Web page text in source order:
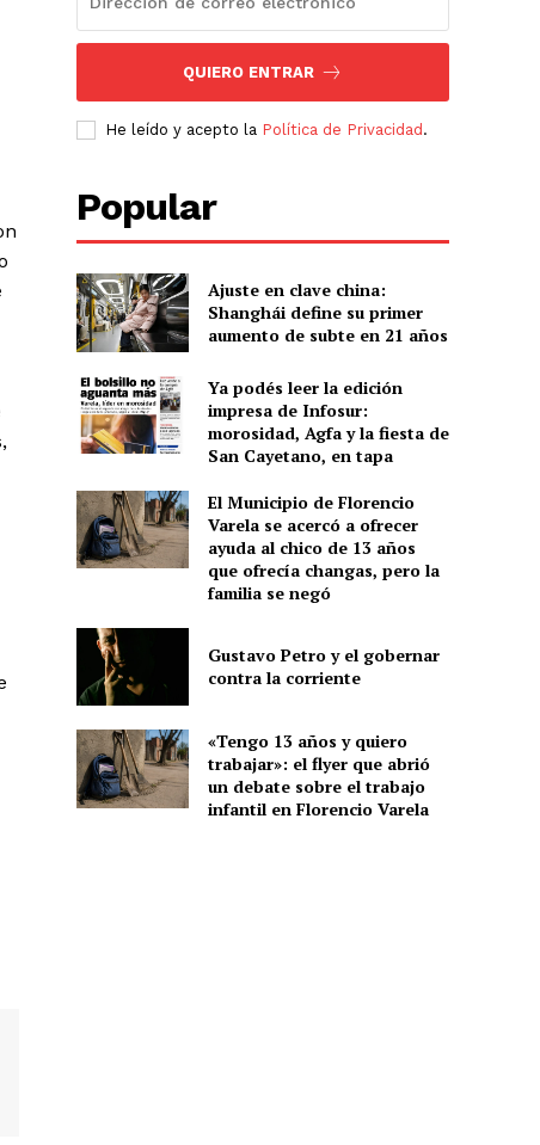
QUIERO ENTRAR
He leído y acepto la Política de Privacidad .
Popular
Ajuste en clave china:
Shanghái define su primer
aumento de subte en 21 años
Ya podés leer la edición
impresa de Infosur:
morosidad, Agfa y la fiesta de
San Cayetano, en tapa
El Municipio de Florencio
Varela se acercó a ofrecer
ayuda al chico de 13 años
que ofrecía changas, pero la
familia se negó
Gustavo Petro y el gobernar
contra la corriente
«Tengo 13 años y quiero
trabajar»: el flyer que abrió
un debate sobre el trabajo
infantil en Florencio Varela